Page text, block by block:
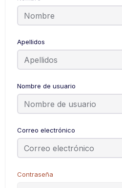
Apellidos
Nombre de usuario
Correo electrónico
Contraseña